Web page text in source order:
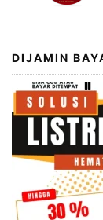
DIJAMIN